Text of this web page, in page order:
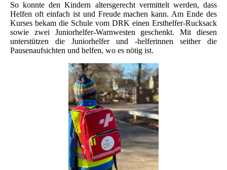
So konnte den Kindern altersgerecht vermittelt werden, dass
Helfen oft einfach ist und Freude machen kann. Am Ende des
Kurses bekam die Schule vom DRK einen Ersthelfer-Rucksack
sowie zwei Juniorhelfer-Warnwesten geschenkt. Mit diesen
unterstützen die Juniorhelfer und -helferinnen seither die
Pausenaufsichten und helfen, wo es nötig ist.